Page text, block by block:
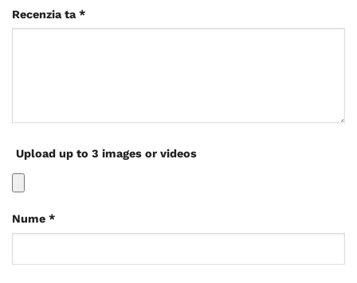
Recenzia ta *
Upload up to 3 images or videos
Nume *